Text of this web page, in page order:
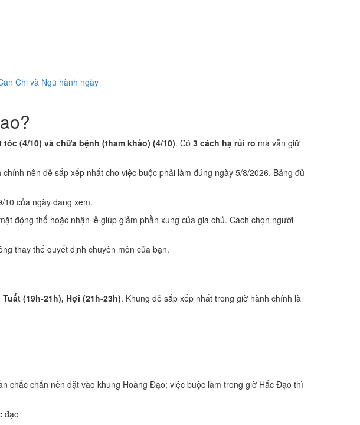
Chi và Ngũ hành ngày
tóc (4/10) và chữa bệnh (tham khảo) (4/10). Có 3 cách hạ rủi ro mà vẫn giữ
chính nên dễ sắp xếp nhất cho việc buộc phải làm đúng ngày 5/8/2026. Bảng đủ
của ngày đang xem.
động thổ hoặc nhận lễ giúp giảm phần xung của gia chủ. Cách chọn người
thay thế quyết định chuyên môn của bạn.
(19h-21h), Hợi (21h-23h). Khung dễ sắp xếp nhất trong giờ hành chính là
chắc chắn nên đặt vào khung Hoàng Đạo; việc buộc làm trong giờ Hắc Đạo thì
đạo